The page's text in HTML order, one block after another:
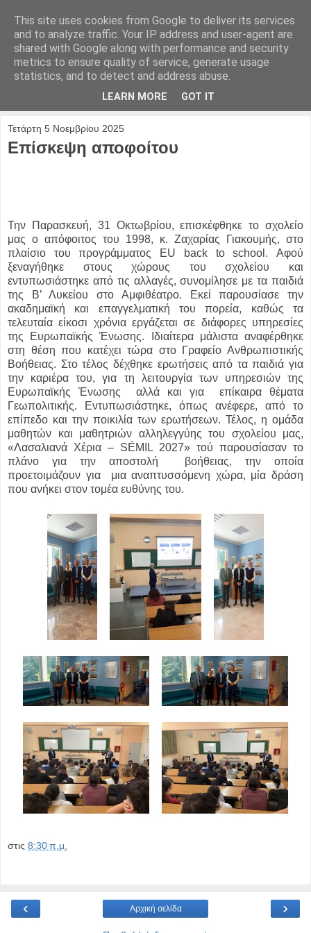
Τετάρτη 5 Νοεμβρίου 2025
Επίσκεψη αποφοίτου
Την Παρασκευή, 31 Οκτωβρίου, επισκέφθηκε το σχολείο
μας ο απόφοιτος του 1998, κ. Ζαχαρίας Γιακουμής, στο
πλαίσιο του προγράμματος EU back to school. Αφού
ξεναγήθηκε στους χώρους του σχολείου και
εντυπωσιάστηκε από τις αλλαγές, συνομίλησε με τα παιδιά
της Β’ Λυκείου στο Αμφιθέατρο. Εκεί παρουσίασε την
ακαδημαϊκή και επαγγελματική του πορεία, καθώς τα
τελευταία είκοσι χρόνια εργάζεται σε διάφορες υπηρεσίες
της Ευρωπαϊκής Ένωσης. Ιδιαίτερα μάλιστα αναφέρθηκε
στη θέση που κατέχει τώρα στο Γραφείο Ανθρωπιστικής
Βοήθειας. Στο τέλος δέχθηκε ερωτήσεις από τα παιδιά για
την καριέρα του, για τη λειτουργία των υπηρεσιών της
Ευρωπαϊκής Ένωσης αλλά και για επίκαιρα θέματα
Γεωπολιτικής. Εντυπωσιάστηκε, όπως ανέφερε, από το
επίπεδο και την ποικιλία των ερωτήσεων. Τέλος, η ομάδα
μαθητών και μαθητριών αλληλεγγύης του σχολείου μας,
«Λασαλιανά Χέρια – SÉMIL 2027» τού παρουσίασαν το
πλάνο για την αποστολή βοήθειας, την οποία
προετοιμάζουν για μια αναπτυσσόμενη χώρα, μία δράση
που ανήκει στον τομέα ευθύνης του.
στις 8:30 π.μ.
‹ ›
Αρχική σελίδα
This site uses cookies from Google to deliver its services
and to analyze traffic. Your IP address and user-agent are
shared with Google along with performance and security
metrics to ensure quality of service, generate usage
statistics, and to detect and address abuse.
LEARN MORE GOT IT